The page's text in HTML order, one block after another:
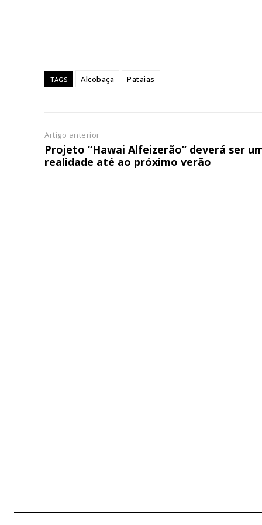
Acesso aos
assinantes
TAGS Alcobaça Pataias
Artigo anterior
Projeto “Hawai Alfeizerão” deverá ser
realidade até ao próximo verão